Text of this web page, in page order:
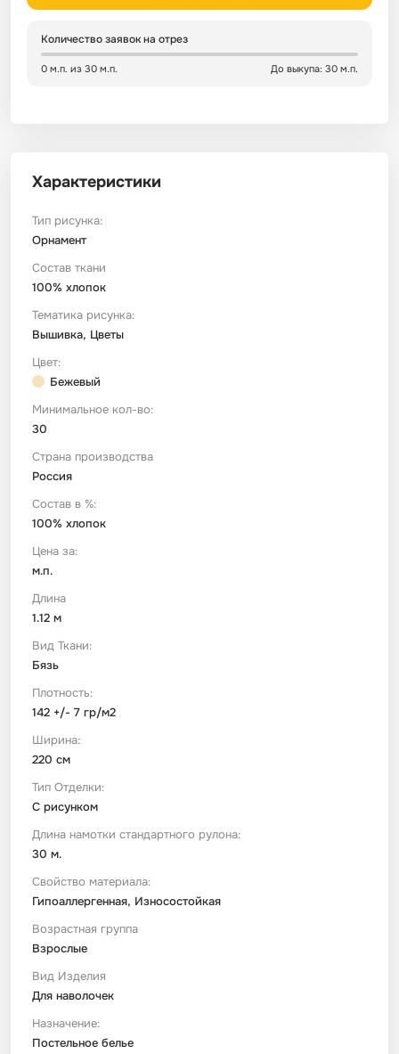
Количество заявок на отрез
0 м.п. из 30 м.п. До выкупа: 30 м.п.
Характеристики
Тип рисунка:
Орнамент
Состав ткани
100% хлопок
Тематика рисунка:
Вышивка, Цветы
Цвет:
Бежевый
Минимальное кол-во:
30
Страна производства
Россия
Состав в %:
100% хлопок
Цена за:
м.п.
Длина
1.12 м
Вид Ткани:
Бязь
Плотность:
142 +/- 7 гр/м2
Ширина:
220 см
Тип Отделки:
С рисунком
Длина намотки стандартного рулона:
30 м.
Свойство материала:
Гипоаллергенная, Износостойкая
Возрастная группа
Взрослые
Вид Изделия
Для наволочек
Назначение:
Постельное белье
Сатин
Сатин Страйп
Сатин Твил
Сетка
Ситец
ТиСи Твил
Трикотаж
Тюль
Фланель
Шелк Армани
Штапель
Зеленый
Детский
Город / архитектура
Морская тема
Космос
Техника / транспорт